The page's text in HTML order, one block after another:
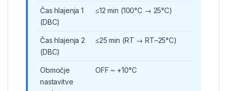
Čas hlajenja 1
(DBC)
≤12 min (100°C → 25°C)
Čas hlajenja 2
(DBC)
≤25 min (RT → RT–25°C)
Območje
nastavitve
OFF ~ +10°C